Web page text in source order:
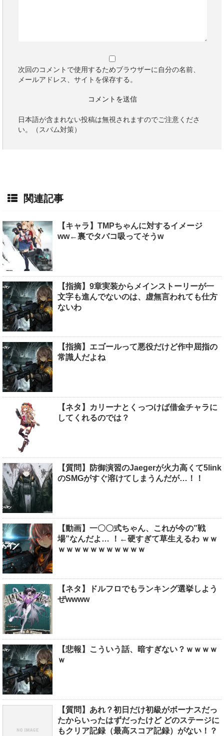
次回のコメントで使用するためブラウザーに自分の名前、
メールアドレス、サイトを保存する。
日本語が含まれない投稿は無視されますのでご注意くださ
い。（スパム対策）
関連記事
【キャラ】TMPちゃんに対するイメージ
ww←裏でタバコ吸ってそうw
【指摘】9章実装からメインストーリーが一
文字も進んでないのは、虚無言われても仕方
ないわ
【指摘】エゴールって悪役だけど作中屈指の
常識人だよね
【ネタ】カリーナとくっつけば借金チャラに
してくれるのでは？
【質問】防御演習のJaegerが火力高くて5link
のSMGがすぐ溶けてしまうんだが…！！
【動画】一〇〇式ちゃん、これが今の”戦
場”なんだよ… ！←硬すぎて草生えるわ ｗｗ
ｗｗｗｗｗｗｗｗｗｗｗ
【ネタ】ドルフロでもランキング選挙しよう
ぜwwww
【悲報】こういう話、暗すぎない？ｗｗｗｗ
ｗ
【質問】あれ？初日だけ初級がボーナスだっ
たからいったはずだったけど どのステージに
もクリア記録（最高スコア記録）がない！？